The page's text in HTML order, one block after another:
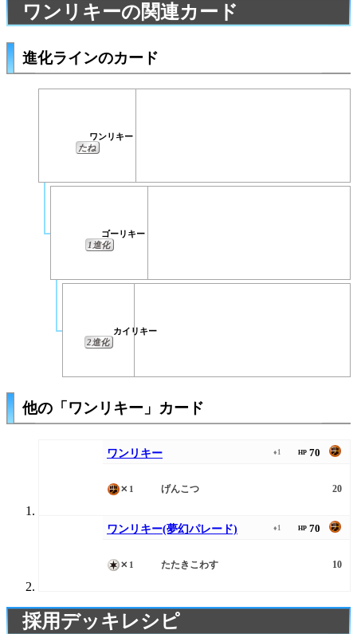
ワンリキーの関連カード
進化ラインのカード
ワンリキー
たね
ゴーリキー
1進化
カイリキー
2進化
他の「ワンリキー」カード
ワンリキー ♦1 HP 70
✕1 げんこつ 20
ワンリキー(夢幻パレード) ♦1 HP 70
✕1 たたきこわす 10
採用デッキレシピ